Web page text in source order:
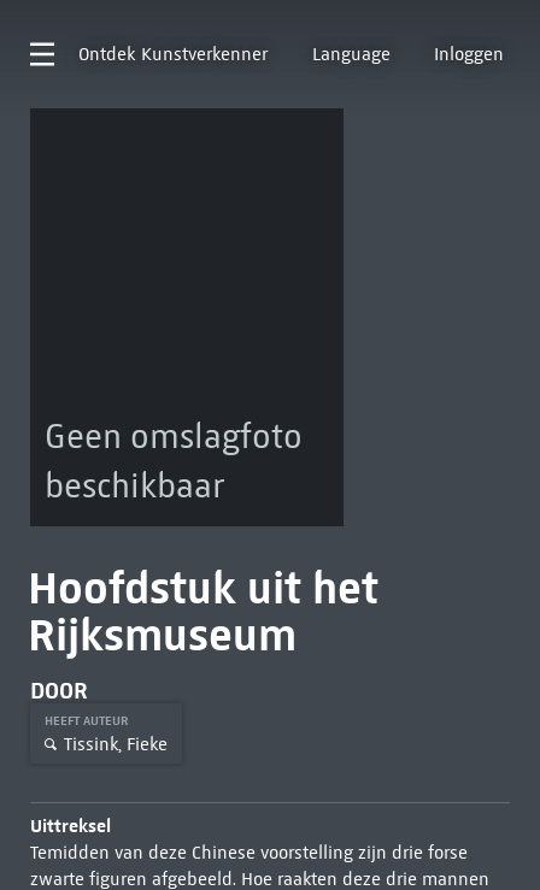
Ontdek Kunstverkenner Language Inloggen
Geen omslagfoto
beschikbaar
Hoofdstuk uit het
Rijksmuseum
DOOR
HEEFT AUTEUR
Tissink, Fieke
Uittreksel
Temidden van deze Chinese voorstelling zijn drie forse
zwarte figuren afgebeeld. Hoe raakten deze drie mannen